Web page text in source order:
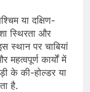
या दक्षिण-
स्थिरता और
स्थान पर चाबियां
कार्यों में
के की-होल्डर या
है.